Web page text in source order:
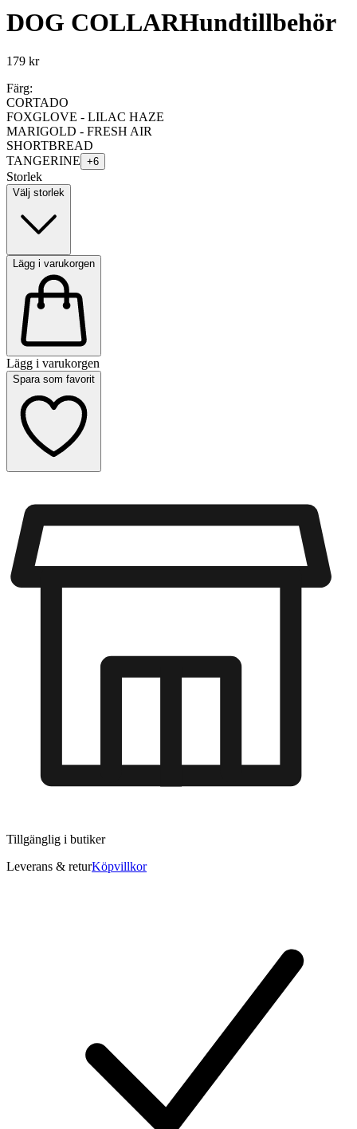
DOG COLLARHundtillbehör
179 kr
Färg:
CORTADO
FOXGLOVE - LILAC HAZE
MARIGOLD - FRESH AIR
SHORTBREAD
TANGERINE +6
Storlek
Välj storlek
Lägg i varukorgen
Lägg i varukorgen
Spara som favorit
Tillgänglig i butiker
Leverans & returKöpvillkor